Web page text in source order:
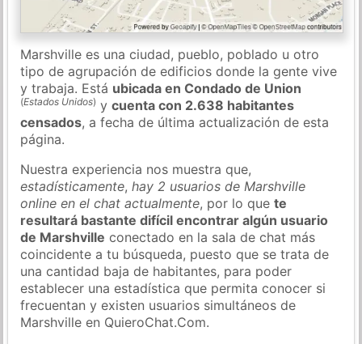
Marshville es una ciudad, pueblo, poblado u otro
tipo de agrupación de edificios donde la gente vive
y trabaja. Está ubicada en Condado de Union
(Estados Unidos) ycuenta con 2.638 habitantes
censados, a fecha de última actualización de esta
página.
Nuestra experiencia nos muestra que,
estadísticamente,hay 2 usuarios de Marshville
online en el chat actualmente, por lo quete
resultará bastante difícil encontrar algún usuario
de Marshville conectado en la sala de chat más
coincidente a tu búsqueda, puesto que se trata de
una cantidad baja de habitantes, para poder
establecer una estadística que permita conocer si
frecuentan y existen usuarios simultáneos de
Marshville en QuieroChat.Com.